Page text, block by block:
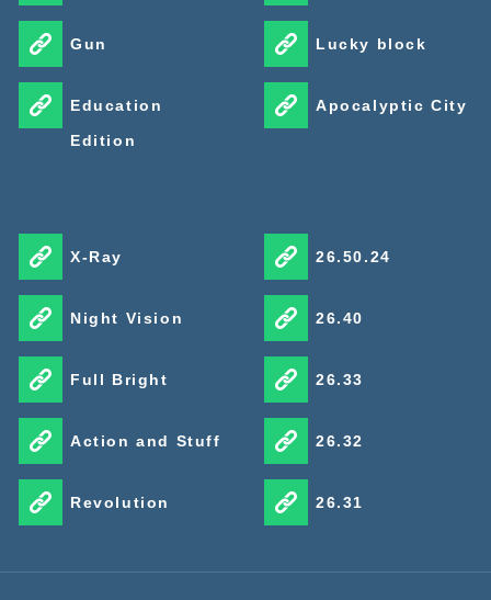
Gun
Education
Edition
Lucky block
Apocalyptic City
X-Ray
Night Vision
Full Bright
Action and Stuff
Revolution
26.50.24
26.40
26.33
26.32
26.31